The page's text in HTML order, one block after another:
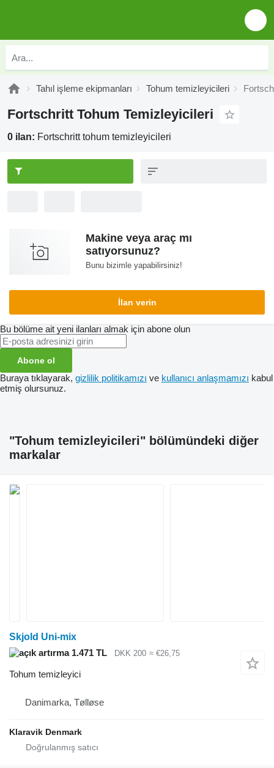
Tahıl işleme ekipmanları Tohum temizleyicileri
Fortschritt Tohum Temizleyicileri
0 ilan: Fortschritt tohum temizleyicileri
Makine veya araç mı
satıyorsunuz?
Bunu bizimle yapabilirsiniz!
İlan verin
Bu bölüme ait yeni ilanları almak için abone olun
Abone ol
Buraya tıklayarak, gizlilik politikamızı ve kullanıcı anlaşmamızı kabul
etmiş olursunuz.
"Tohum temizleyicileri" bölümündeki diğer
markalar
Skjold Uni-mix
1.471 TL
DKK 200 ≈ €26,75
Tohum temizleyici
Danimarka, Tølløse
Klaravik Denmark